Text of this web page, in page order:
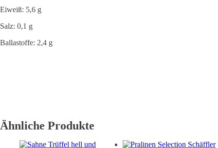
Eiweiß: 5,6 g
Salz: 0,1 g
Ballastoffe: 2,4 g
Ähnliche Produkte